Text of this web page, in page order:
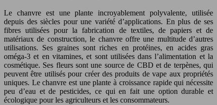
Le chanvre est une plante incroyablement polyvalente, utilisée
depuis des siècles pour une variété d’applications. En plus de ses
fibres utilisées pour la fabrication de textiles, de papiers et de
matériaux de construction, le chanvre offre une multitude d’autres
utilisations. Ses graines sont riches en protéines, en acides gras
oméga-3 et en vitamines, et sont utilisées dans l’alimentation et la
cosmétique. Ses fleurs sont une source de CBD et de terpènes, qui
peuvent être utilisés pour créer des produits de vape aux propriétés
uniques. Le chanvre est une plante à croissance rapide qui nécessite
peu d’eau et de pesticides, ce qui en fait une option durable et
écologique pour les agriculteurs et les consommateurs.